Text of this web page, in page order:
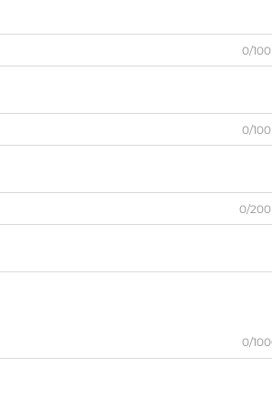
0/100
0/100
0/200
0/